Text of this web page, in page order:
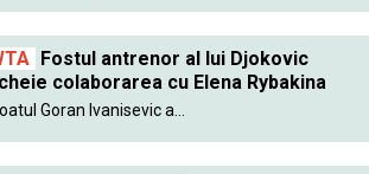
Fostul antrenor al lui Djokovic
colaborarea cu Elena Rybakina
Goran Ivanisevic a...